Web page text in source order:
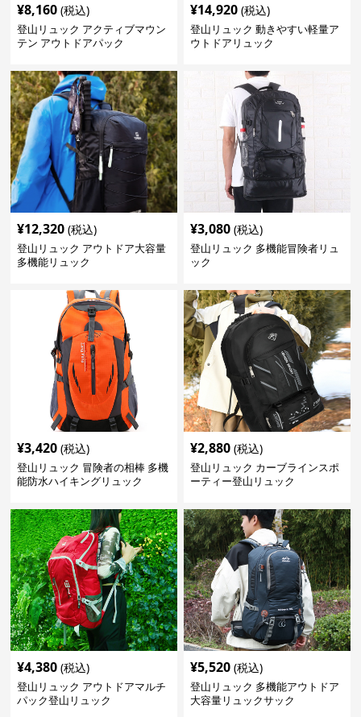
¥8,160 (税込)
登山リュック アクティブマウン
テン アウトドアパック
¥14,920 (税込)
登山リュック 動きやすい軽量ア
ウトドアリュック
¥12,320 (税込)
登山リュック アウトドア大容量
多機能リュック
¥3,080 (税込)
登山リュック 多機能冒険者リュ
ック
¥3,420 (税込)
登山リュック 冒険者の相棒 多機
能防水ハイキングリュック
¥2,880 (税込)
登山リュック カーブラインスポ
ーティー登山リュック
¥4,380 (税込)
登山リュック アウトドアマルチ
パック登山リュック
¥5,520 (税込)
登山リュック 多機能アウトドア
大容量リュックサック